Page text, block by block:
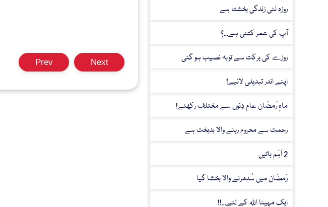
Prev Next
روزہ نئی زندگی بخشتا ہے
آپ کی عمر کتنی ہے...؟
روزے کی برکت سے توبہ نصیب ہو گئی
اپنے اندر تبدیلی لائیے!
ماہِ رَمضَان عام دِنوں سے مختلف رکھئے!
رحمت سے محروم رہنے والا بدبخت ہے
2 اَہَم باتیں
رَمضَان میں سُدھرنے والا بخشا گیا
ایک مہینا اللہ کے لئے...!!